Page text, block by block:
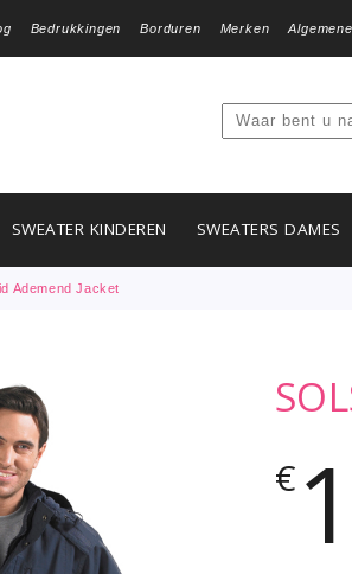
Bedrukkingen Borduren Merken
SWEATER KINDEREN SWEATERS DAMES
Ademend Jacket
€